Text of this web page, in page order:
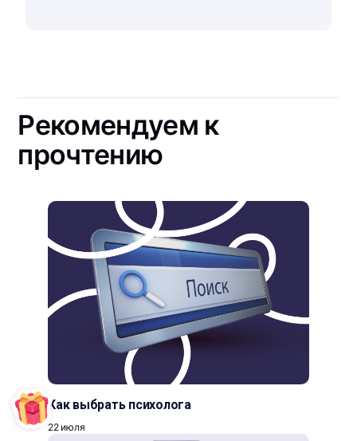
Рекомендуем к
прочтению
Как выбрать психолога
22 июля